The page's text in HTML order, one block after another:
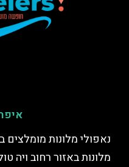
נאפולי מלונות מומלצים
מלונות באזור רחוב ויה